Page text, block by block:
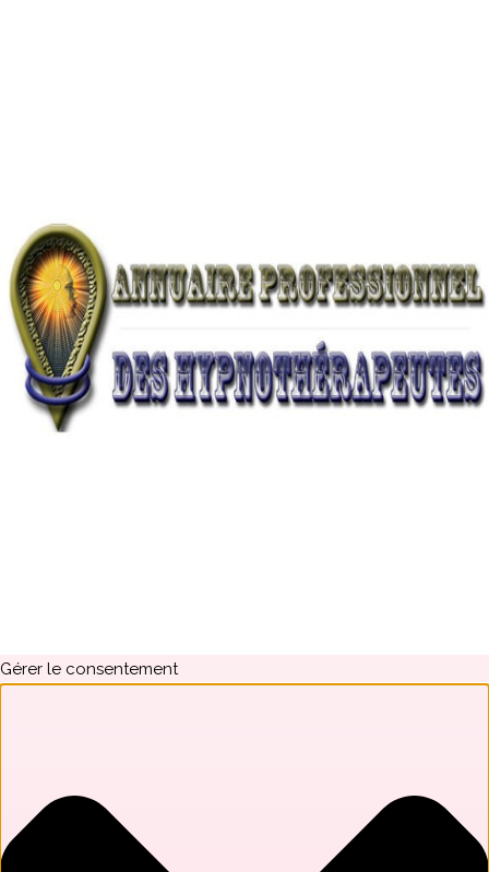
Gérer le consentement